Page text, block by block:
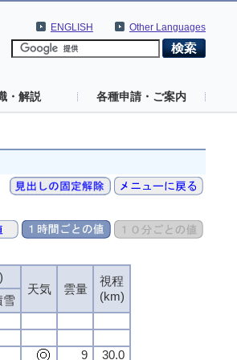
Other Languages
ENGLISH
・解説 各種申請・ご案内
天気
雲量
視程
(km)
雪
9
30.0
天気
雲量
視程
(km)
雪
9
30.0
天気
雲量
視程
(km)
雪
9
30.0
天気
雲量
視程
(km)
雪
9
30.0